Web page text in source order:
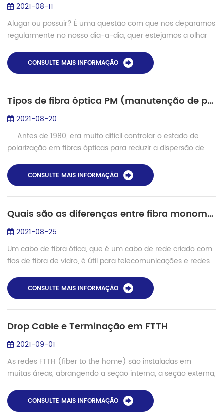
2021-08-11
Alugar ou possuir? É uma questão com que nos deparamos
regularmente no nosso dia-a-dia, quer estejamos a olhar
ferramentas. No mundo do cabeamento e c...
CONSULTE MAIS INFORMAÇÃO
Tipos de fibra óptica PM (manutenção de polarização) e solução de emenda - Shinho S-12PM
2021-08-20
Antes de 1980, era muito difícil controlar o estado de
polarização em fibras ópticas para reduzir a dispersão de
desenvolvimento, imp...
CONSULTE MAIS INFORMAÇÃO
Quais são as diferenças entre fibra monomodo e multimodo?
2021-08-25
Um cabo de fibra ótica, que é um cabo de rede criado com
fios de fibra de vidro, é útil para telecomunicações e redes
Governos, empresas e indivíduos ...
CONSULTE MAIS INFORMAÇÃO
Drop Cable e Terminação em FTTH
2021-09-01
As redes FTTH (fiber to the home) são instaladas em
muitas áreas, abrangendo a seção interna, a seção externa,
requisitos de cabeamento de diferent...
CONSULTE MAIS INFORMAÇÃO